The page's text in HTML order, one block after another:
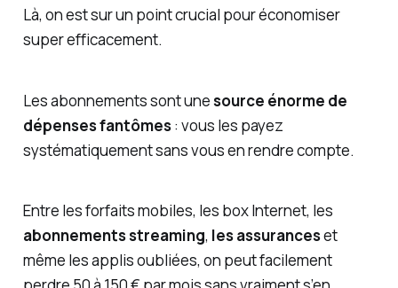
Là, on est sur un point crucial pour économiser
super efficacement.
Les abonnements sont unesource énorme de
dépenses fantômes: vous les payez
systématiquement sans vous en rendre compte.
Entre les forfaits mobiles, les box Internet, les
abonnements streaming, les assuranceset
même les applis oubliées, on peut facilement